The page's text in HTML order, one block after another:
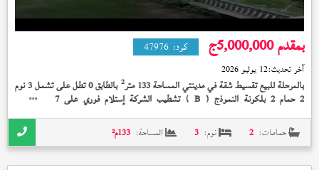
بمقدم 5,000,000 ج كود: 47976
آخر تحديث:12 يوليو 2026
بالمرحلة للبيع تقسيط شقة في مدينتي المساحة 133 متر 2 بالطابق 0 تطل على تشمل 3 نوم
2 حمام 2 بلكونة النموذج ( B ) تشطيب الشركة إستلام فوري على 7 سنة بمقدم
حمامات: 2 نوم: 3 المساحة: 133م²